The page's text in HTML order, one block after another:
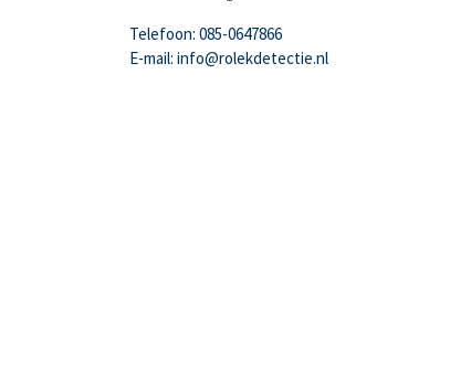
Telefoon: 085-0647866
E-mail: info@rolekdetectie.nl